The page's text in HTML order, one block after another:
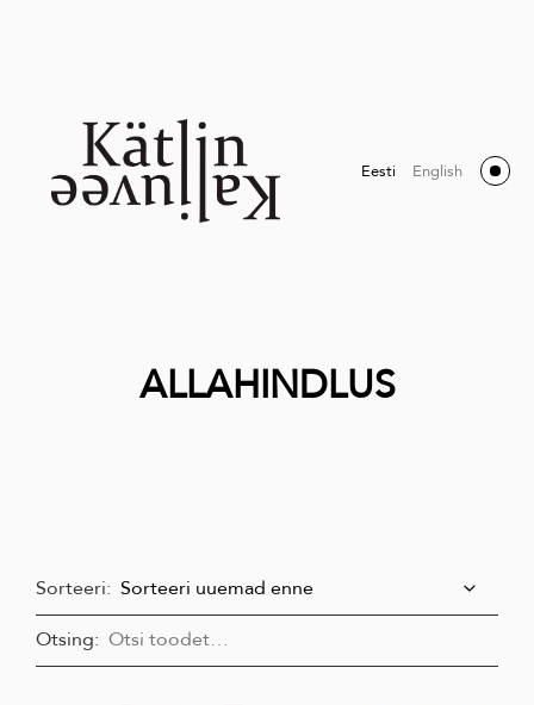
Eesti English
ALLAHINDLUS
Sorteeri:
Otsing: